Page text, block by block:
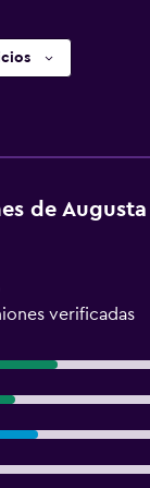
de
verificadas